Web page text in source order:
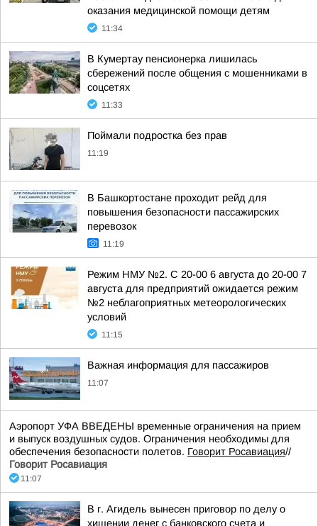
оказания медицинской помощи детям
11:34
В Кумертау пенсионерка лишилась
сбережений после общения с мошенниками в
соцсетях
11:33
Поймали подростка без прав
11:19
В Башкортостане проходит рейд для
повышения безопасности пассажирских
перевозок
11:19
Режим НМУ №2. С 20-00 6 августа до 20-00 7
августа для предприятий ожидается режим
№2 неблагоприятных метеорологических
условий
11:15
Важная информация для пассажиров
11:07
Аэропорт УФА ВВЕДЕНЫ временные ограничения на прием
и выпуск воздушных судов. Ограничения необходимы для
обеспечения безопасности полетов. Говорит Росавиация//
Говорит Росавиация
11:07
В г. Агидель вынесен приговор по делу о
хищении денег с банковского счета и